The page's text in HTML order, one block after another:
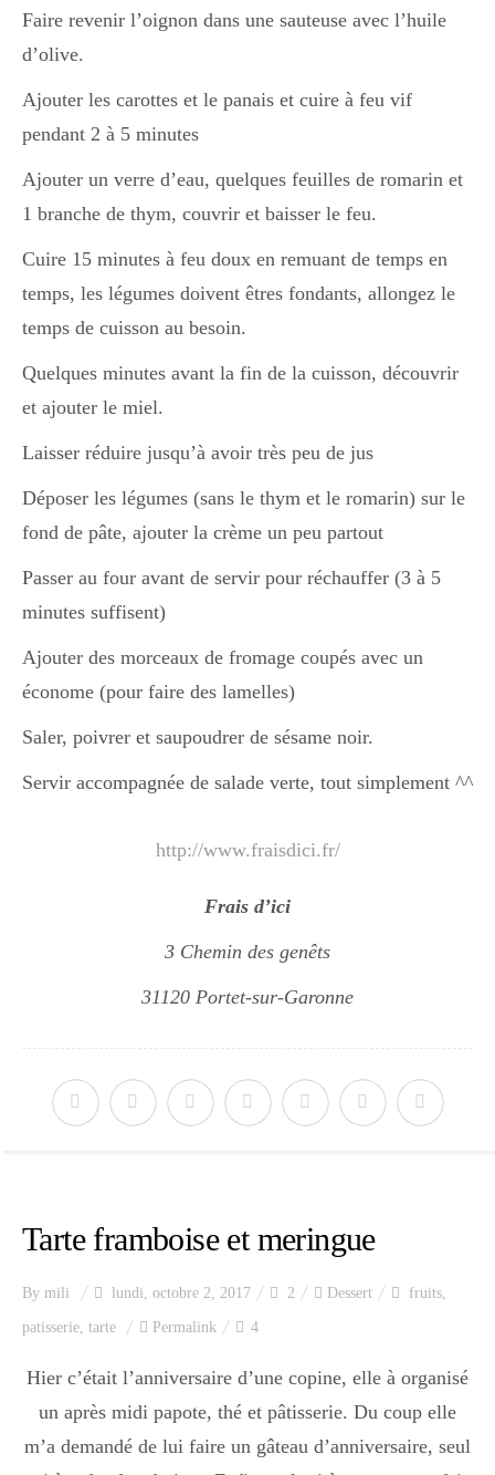
Faire revenir l’oignon dans une sauteuse avec l’huile
d’olive.
Ajouter les carottes et le panais et cuire à feu vif
pendant 2 à 5 minutes
Ajouter un verre d’eau, quelques feuilles de romarin et
1 branche de thym, couvrir et baisser le feu.
Cuire 15 minutes à feu doux en remuant de temps en
temps, les légumes doivent êtres fondants, allongez le
temps de cuisson au besoin.
Quelques minutes avant la fin de la cuisson, découvrir
et ajouter le miel.
Laisser réduire jusqu’à avoir très peu de jus
Déposer les légumes (sans le thym et le romarin) sur le
fond de pâte, ajouter la crème un peu partout
Passer au four avant de servir pour réchauffer (3 à 5
minutes suffisent)
Ajouter des morceaux de fromage coupés avec un
économe (pour faire des lamelles)
Saler, poivrer et saupoudrer de sésame noir.
Servir accompagnée de salade verte, tout simplement ^^
http://www.fraisdici.fr/
Frais d’ici
3 Chemin des genêts
31120 Portet-sur-Garonne
Tarte framboise et meringue
By mili lundi, octobre 2, 2017 2 Dessert fruits,
patisserie, tarte Permalink 4
Hier c’était l’anniversaire d’une copine, elle à organisé
un après midi papote, thé et pâtisserie. Du coup elle
m’a demandé de lui faire un gâteau d’anniversaire, seul